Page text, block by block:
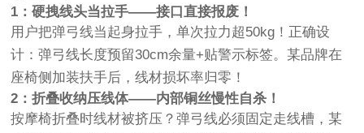
1：硬拽线头当拉手——接口直接报废！
用户把弹弓线当起身拉手，单次拉力超50kg！正确设
计：弹弓线长度预留30cm余量+贴警示标签。某品牌在
座椅侧加装扶手后，线材损坏率归零！
2：折叠收纳压线体——内部铜丝慢性自杀！
按摩椅折叠时线材被挤压？弹弓线必须固定走线槽，某